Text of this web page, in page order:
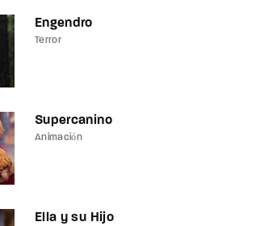
Engendro
Terror
Supercanino
Animación
Ella y su Hijo